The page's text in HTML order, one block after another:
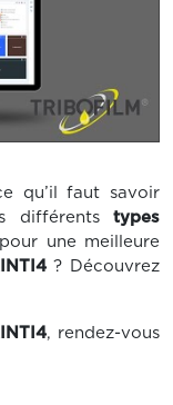
qu’il faut savoir
différentstypes
une meilleure
? Découvrez
, rendez-vous